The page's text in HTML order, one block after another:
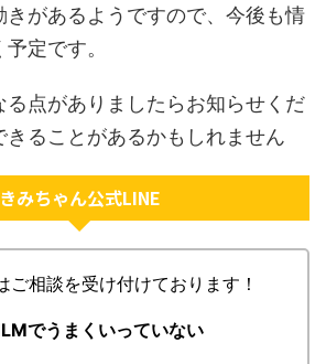
きがあるようですので、今後も情
定です。
る点がありましたらお知らせくだ
きることがあるかもしれません
きみちゃん公式LINE
ご相談を受け付けております！
でうまくいっていない